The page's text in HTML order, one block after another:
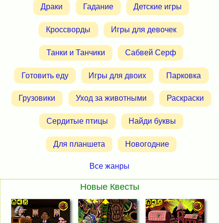
Драки Гадание Детские игры
Кроссворды Игры для девочек
Танки и Танчики Сабвей Серф
Готовить еду Игры для двоих Парковка
Грузовики Уход за животными Раскраски
Сердитые птицы Найди буквы
Для планшета Новогодние
Все жанры
Новые Квесты